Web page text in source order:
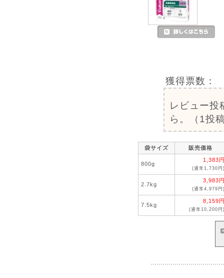
獲得票数：
レビュー投
ら。（1投
袋サイズ 販売価格
800g
1,383
(通常1,730円
2.7kg
3,983
(通常4,979円
7.5kg
8,159
(通常10,200円